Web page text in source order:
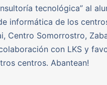
tecnológica” al
informática de los
Centro Somorrostro,
con LKS y
centros. Abantean!